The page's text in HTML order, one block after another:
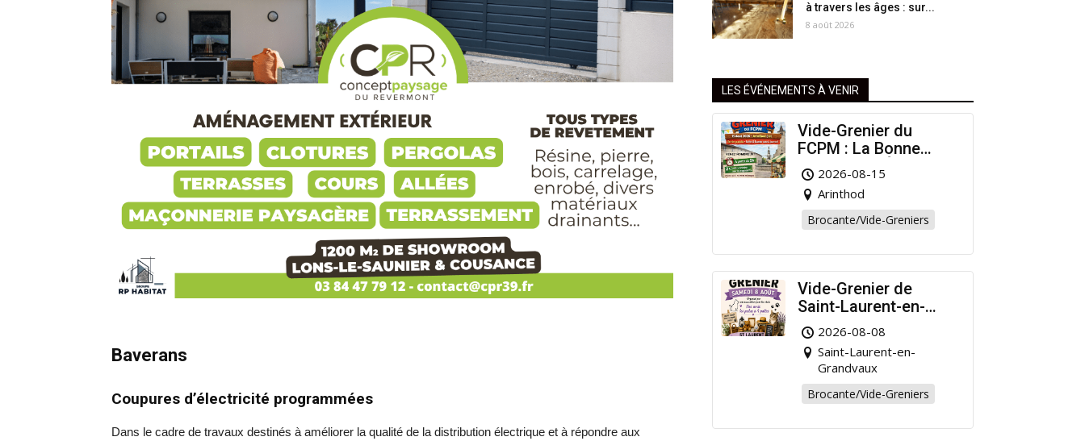
Baverans
Coupures d’électricité programmées
Dans le cadre de travaux destinés à améliorer la qualité de la distribution électrique et à répondre aux
à travers les âges : sur...
8 août 2026
LES ÉVÉNEMENTS À VENIR
Vide-Grenier du
FCPM : La Bonne
Affaire de l’Été à
Arinthod !
2026-08-15
Arinthod
Brocante/Vide-Greniers
Vide-Grenier de
Saint-Laurent-en-
Grandvaux : Venez
chiner pour la bonne
cause !
2026-08-08
Saint-Laurent-en-
Grandvaux
Brocante/Vide-Greniers